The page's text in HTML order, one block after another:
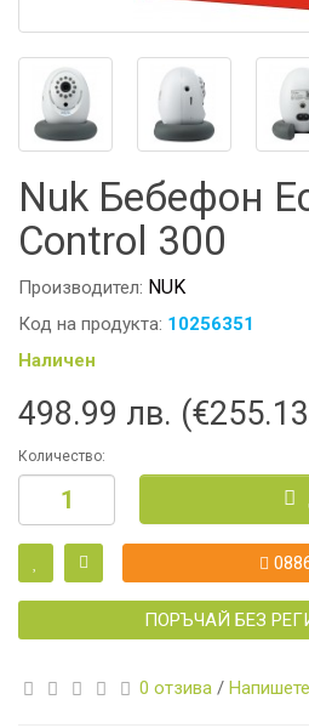
Nuk Бебефон
Control 300
Производител: NUK
Код на продукта: 10256351
Наличен
498.99 лв.
Количество:
ПОРЪЧАЙ БЕЗ
0 отзива /